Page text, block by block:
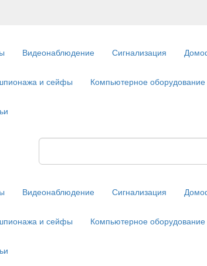
Видеонаблюдение Сигнализация
и сейфы Компьютерное оборудование
Видеонаблюдение Сигнализация
и сейфы Компьютерное оборудование